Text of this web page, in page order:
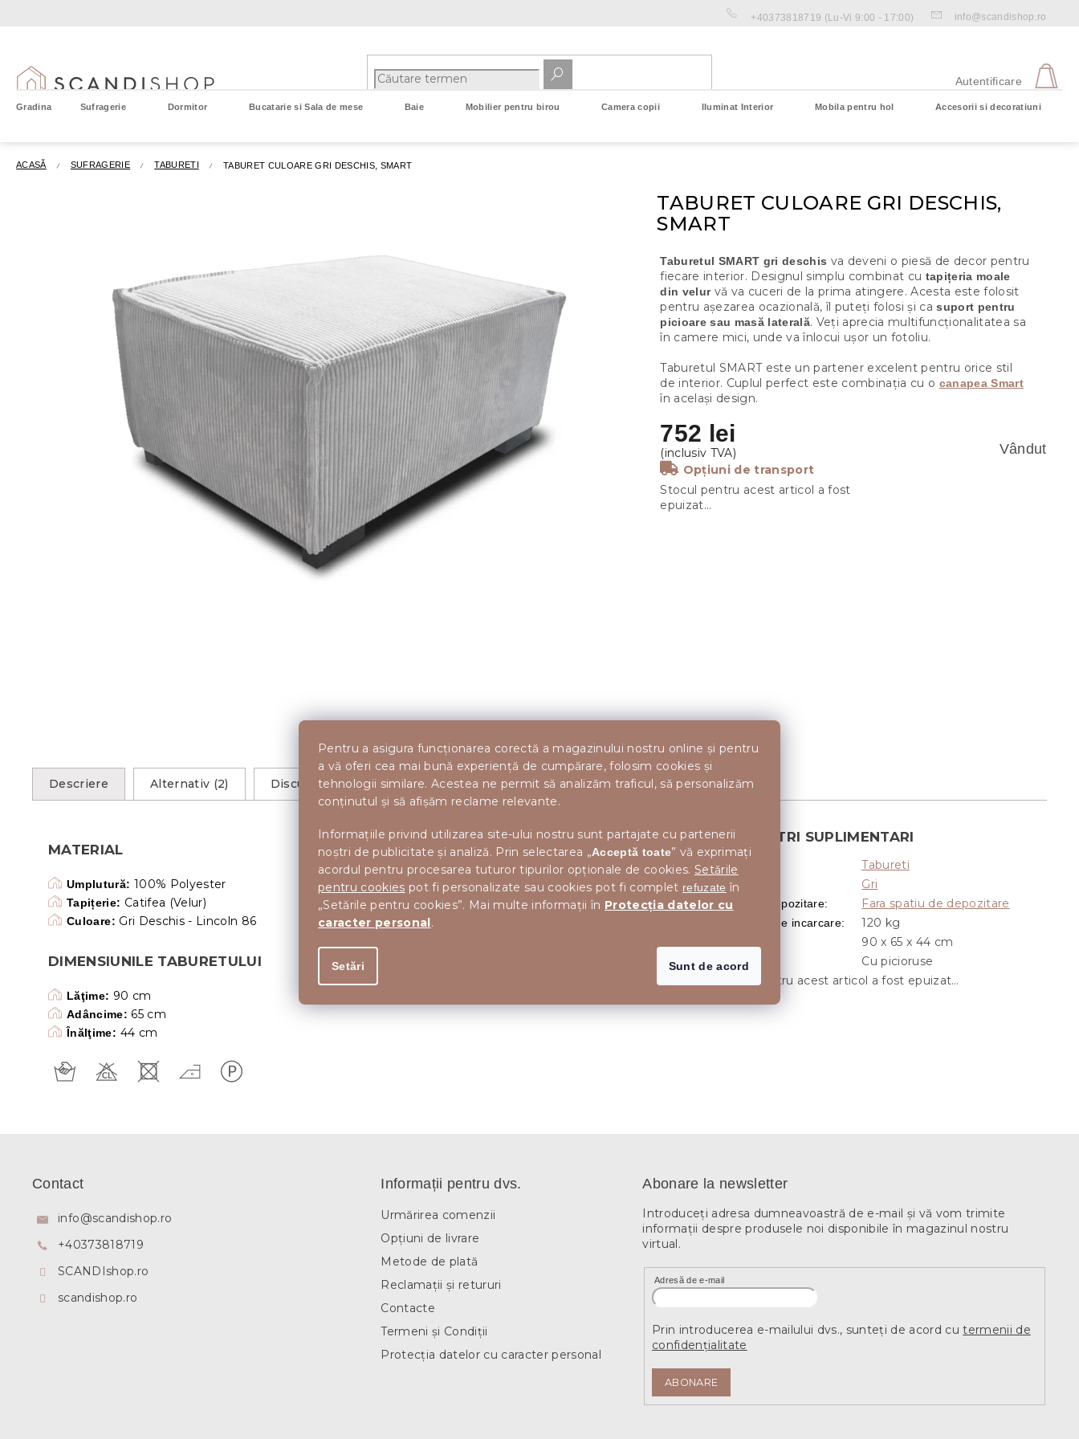
Pentru a asigura funcționarea corectă a magazinului nostru online și pentru
a vă oferi cea mai bună experiență de cumpărare, folosim cookies și
tehnologii similare. Acestea ne permit să analizăm traficul, să personalizăm
conținutul și să afișăm reclame relevante.
Informațiile privind utilizarea site-ului nostru sunt partajate cu partenerii
noștri de publicitate și analiză. Prin selectarea „Acceptă toate” vă exprimați
acordul pentru procesarea tuturor tipurilor opționale de cookies. Setările
pentru cookies pot fi personalizate sau cookies pot fi complet refuzate în
„Setările pentru cookies”. Mai multe informații în Protecția datelor cu
caracter personal.
Setări Sunt de acord
+40373818719 (Lu-Vi 9:00 - 17:00) info@scandishop.ro
Autentificare
Gradina Sufragerie Dormitor Bucatarie si Sala de mese Baie Mobilier pentru birou Camera copii Iluminat Interior Mobila pentru hol Accesorii si decoratiuni
ACASĂ SUFRAGERIE TABURETI TABURET CULOARE GRI DESCHIS, SMART
TABURET CULOARE GRI DESCHIS,
SMART
752 lei
Vândut
Opțiuni de transport
Stocul pentru acest articol a fost
epuizat…
Taburetul SMART gri deschis va deveni o piesă de decor pentru
fiecare interior. Designul simplu combinat cu tapițeria moale
din velurvă va cuceri de la prima atingere. Acesta este folosit
pentru așezarea ocazională, îl puteți folosi și casuport pentru
picioare sau masă laterală. Veți aprecia multifuncționalitatea sa
în camere mici, unde va înlocui ușor un fotoliu.
Taburetul SMART este un partener excelent pentru orice stil
de interior. Cuplul perfect este combinația cu o canapea Smart
în același design.
Descriere Alternativ (2) Discuţie
MATERIAL
Umplutură: 100% Polyester
Tapițerie: Catifea (Velur)
Culoare: Gri Deschis - Lincoln 86
DIMENSIUNILE TABURETULUI
Lăţime: 90 cm
Adâncime: 65 cm
Înălţime: 44 cm
PARAMETRI SUPLIMENTARI
Categorie Tabureti
Culoare Gri
Spatiu de depozitare: Fara spatiu de depozitare
Capacitate de incarcare: 120 kg
90 x 65 x 44 cm
Picioruse
Cu picioruse
Stocul pentru acest articol a fost epuizat…
Contact
info@scandishop.ro
+40373818719
SCANDIshop.ro
scandishop.ro
Informații pentru dvs.
Urmărirea comenzii
Opțiuni de livrare
Metode de plată
Reclamații și retururi
Contacte
Termeni și Condiții
Protecția datelor cu caracter personal
Abonare la newsletter
Introduceţi adresa dumneavoastră de e-mail şi vă vom trimite
informaţii despre produsele noi disponibile în magazinul nostru
virtual.
Adresă de e-mail
Prin introducerea e-mailului dvs., sunteți de acord cutermenii de
confidențialitate
ABONARE